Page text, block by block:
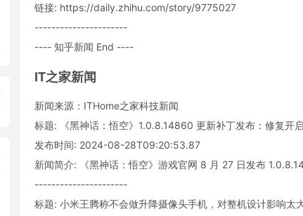
链接: https://daily.zhihu.com/story/9775027
----------------------
---- 知乎新闻 End ----
IT之家新闻
新闻来源：ITHome之家科技新闻
标题: 《黑神话：悟空》1.0.8.14860 更新补丁发布：修复开
发布时间: 2024-08-28T09:20:53.87
新闻简介: 《黑神话：悟空》游戏官网 8 月 27 日发布
----------------------
标题: 小米王腾称不会做升降摄像头手机，对整机设计影响太